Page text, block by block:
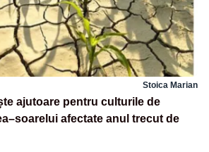
Stoica Marian
ajutoare pentru culturile de
afectate anul trecut de